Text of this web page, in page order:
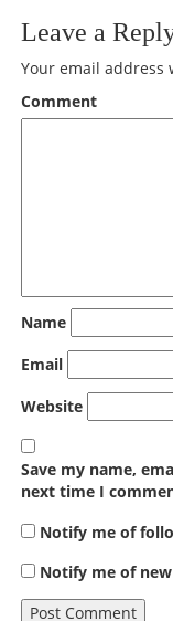
Leave a
Your email
Comment
Name
Email
Website
Save my name,
next time I
Notify me of
Notify me of